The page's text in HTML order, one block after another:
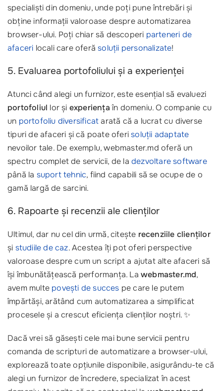
specialiști din domeniu, unde poți pune întrebări și
obține informații valoroase despre automatizarea
browser-ului. Poți chiar să descoperi parteneri de
afaceri locali care oferăsoluții personalizate!
5. Evaluarea portofoliului și a experienței
Atunci când alegi un furnizor, este esențial să evaluezi
portofoliul lor și experiențaîn domeniu. O companie cu
un portofoliu diversificatarată că a lucrat cu diverse
tipuri de afaceri și că poate oferisoluții adaptate
nevoilor tale. De exemplu, webmaster.md oferă un
spectru complet de servicii, de la dezvoltare software
până la suport tehnic, fiind capabili să se ocupe de o
gamă largă de sarcini.
6. Rapoarte și recenzii ale clienților
Ultimul, dar nu cel din urmă, citește recenziile clienților
și studiile de caz. Acestea îți pot oferi perspective
valoroase despre cum un script a ajutat alte afaceri să
își îmbunătățească performanța. La webmaster.md,
avem multe povești de succes pe care le putem
împărtăși, arătând cum automatizarea a simplificat
procesele și a crescut eficiența clienților noștri. ✨
Dacă vrei să găsești cele mai bune servicii pentru
comanda de scripturi de automatizare a browser-ului,
explorează toate opțiunile disponibile, asigurându-te că
alegi un furnizor de încredere, specializat în acest